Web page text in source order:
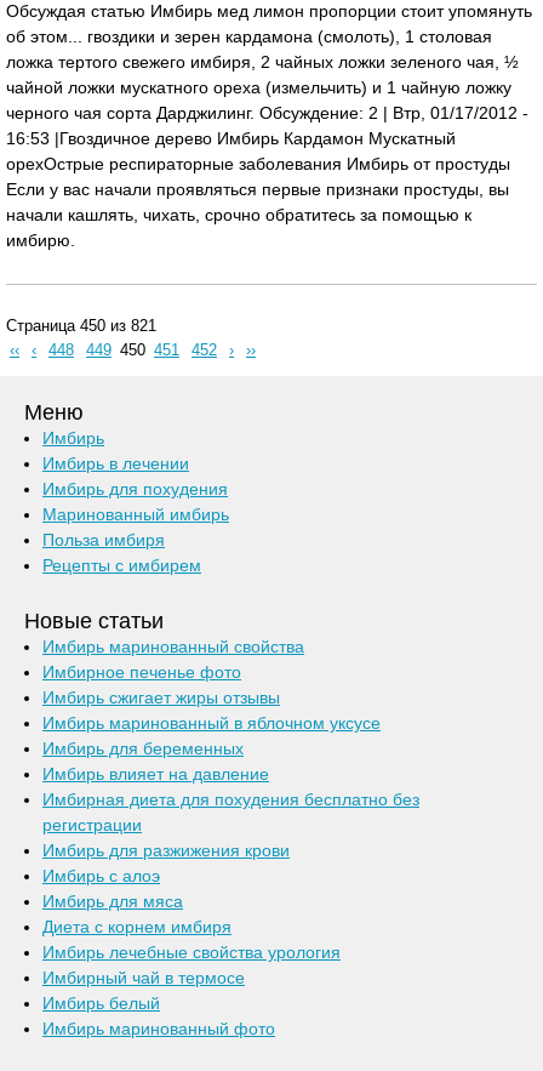
Обсуждая статью Имбирь мед лимон пропорции стоит упомянуть
об этом... гвоздики и зерен кардамона (смолоть), 1 столовая
ложка тертого свежего имбиря, 2 чайных ложки зеленого чая, ½
чайной ложки мускатного ореха (измельчить) и 1 чайную ложку
черного чая сорта Дарджилинг. Обсуждение: 2 | Втр, 01/17/2012 -
16:53 |Гвоздичное дерево Имбирь Кардамон Мускатный
орех Острые респираторные заболевания Имбирь от простуды
Если у вас начали проявляться первые признаки простуды, вы
начали кашлять, чихать, срочно обратитесь за помощью к
имбирю.
Страница 450 из 821
‹‹
‹ 448 449 450 451 452 › ››
Меню
Имбирь
Имбирь в лечении
Имбирь для похудения
Маринованный имбирь
Польза имбиря
Рецепты с имбирем
Новые статьи
Имбирь маринованный свойства
Имбирное печенье фото
Имбирь сжигает жиры отзывы
Имбирь маринованный в яблочном уксусе
Имбирь для беременных
Имбирь влияет на давление
Имбирная диета для похудения бесплатно без
регистрации
Имбирь для разжижения крови
Имбирь с алоэ
Имбирь для мяса
Диета с корнем имбиря
Имбирь лечебные свойства урология
Имбирный чай в термосе
Имбирь белый
Имбирь маринованный фото